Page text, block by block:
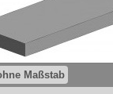
Maßstab